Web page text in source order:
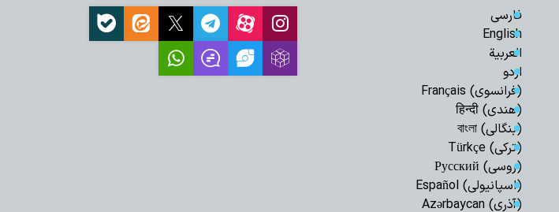
اجرای قانون حجاب، نیازمند اقدام عملی
مدیریت تنگه هرمز اهرم اقتدار جمهوری
رهبری حکیمانه مقام معظم رهبری،
شکستن غرور استکبار و نماد بیداری…
ایستادگی و مقاومت ملت ایران، عامل
فارسی
English
العربیة
اردو
(فرانسوی) Français
(هندی) हिन्दी
(بنگالی) বাংলা
(ترکی) Türkçe
(روسی) Русский
(اسپانیولی) Español
(آذری) Azərbaycan